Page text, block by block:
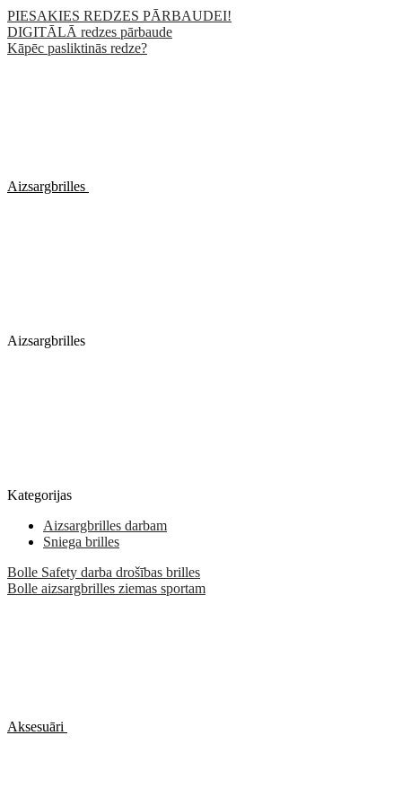
PIESAKIES REDZES PĀRBAUDEI!
DIGITĀLĀ redzes pārbaude
Kāpēc pasliktinās redze?
Aizsargbrilles
Aizsargbrilles
Kategorijas
Aizsargbrilles darbam
Sniega brilles
Bolle Safety darba drošības brilles
Bolle aizsargbrilles ziemas sportam
Aksesuāri